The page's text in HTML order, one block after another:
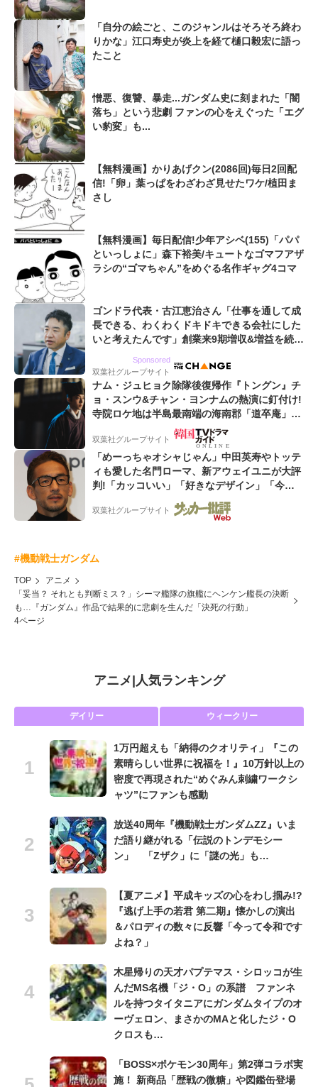
「自分の絵ごと、このジャンルはそろそろ終わ
りかな」江口寿史が炎上を経て樋口毅宏に語っ
たこと
憎悪、復讐、暴走...ガンダム史に刻まれた「闇
落ち」という悲劇 ファンの心をえぐった「エグ
い豹変」も...
【無料漫画】かりあげクン(2086回)毎日2回配
信!「卵」葉っぱをわざわざ見せたワケ/植田ま
さし
【無料漫画】毎日配信!少年アシベ(155)「パパ
といっしょに」森下裕美/キュートなゴマフアザ
ラシの“ゴマちゃん”をめぐる名作ギャグ4コマ
ゴンドラ代表・古江恵治さん「仕事を通して成
長できる、わくわくドキドキできる会社にした
いと考えたんです」創業来9期増収&増益を続け
Sponsored
双葉社グループサイト
ナム・ジュヒョク除隊後復帰作『トングン』チ
ョ・スンウ&チャン・ヨンナムの熱演に釘付け!
寺院ロケ地は半島最南端の海南郡「道卒庵」
【韓ドラから始める韓国旅行】
双葉社グループサイト
「めーっちゃオシャじゃん」中田英寿やトッテ
ィも愛した名門ローマ、新アウェイユニが大評
判!「カッコいい」「好きなデザイン」「今年
双葉社グループサイト
#機動戦士ガンダム
TOP
アニメ
「妥当？ それとも判断ミス？」シーマ艦隊の旗艦にヘンケン艦長の決断
も…『ガンダム』作品で結果的に悲劇を生んだ「決死の行動」
4ページ
アニメ 人気ランキング
デイリー ウィークリー
1万円超えも「納得のクオリティ」『この
素晴らしい世界に祝福を！』10万針以上の
密度で再現された“めぐみん刺繍ワークシ
ャツ”にファンも感動
放送40周年『機動戦士ガンダムZZ』いま
だ語り継がれる「伝説のトンデモシー
ン」 「Zザク」に「謎の光」も…
【夏アニメ】平成キッズの心をわし掴み!?
『逃げ上手の若君 第二期』懐かしの演出
＆パロディの数々に反響「今って令和です
よね？」
木星帰りの天才パプテマス・シロッコが生
んだMS名機「ジ・O」の系譜 ファンネ
ルを持つタイタニアにガンダムタイプのオ
ーヴェロン、まさかのMAと化したジ・O
クロスも…
「BOSS×ポケモン30周年」第2弾コラボ実
施！ 新商品「歴戦の微糖」や図鑑缶登場